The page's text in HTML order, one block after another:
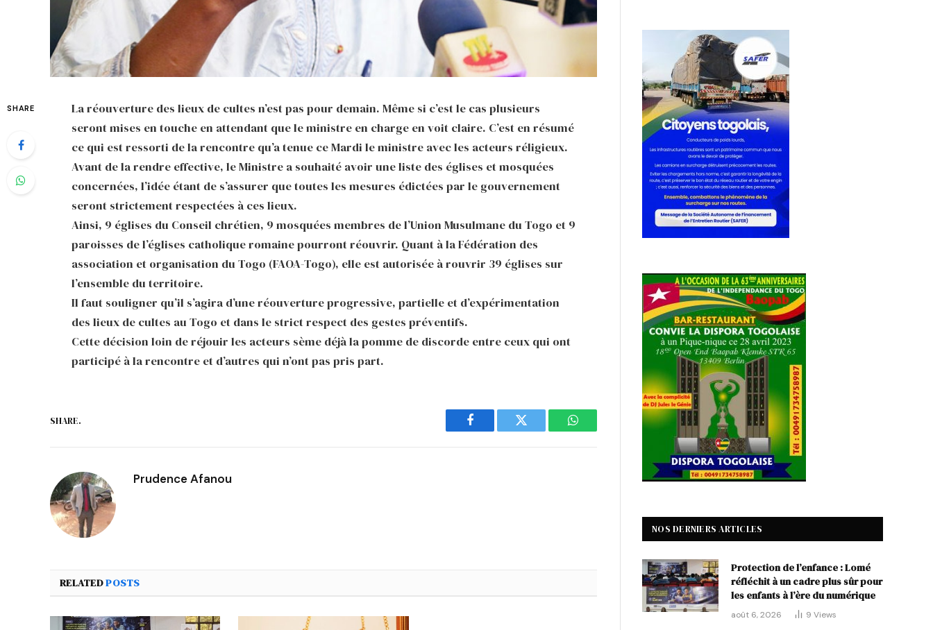
SHARE
La réouverture des lieux de cultes n’est pas pour demain. Même si c’est le cas plusieurs
seront mises en touche en attendant que le ministre en charge en voit claire. C’est en résumé
ce qui est ressorti de la rencontre qu’a tenue ce Mardi le ministre avec les acteurs réligieux.
Avant de la rendre effective, le Ministre a souhaité avoir une liste des églises et mosquées
concernées, l’idée étant de s’assurer que toutes les mesures édictées par le gouvernement
seront strictement respectées à ces lieux.
Ainsi, 9 églises du Conseil chrétien, 9 mosquées membres de l’Union Musulmane du Togo et 9
paroisses de l’églises catholique romaine pourront réouvrir. Quant à la Fédération des
association et organisation du Togo (FAOA-Togo), elle est autorisée à rouvrir 39 églises sur
l’ensemble du territoire.
Il faut souligner qu’il s’agira d’une réouverture progressive, partielle et d’expérimentation
des lieux de cultes au Togo et dans le strict respect des gestes préventifs.
Cette décision loin de réjouir les acteurs sème déjà la pomme de discorde entre ceux qui ont
participé à la rencontre et d’autres qui n’ont pas pris part.
SHARE.
Facebook Twitter WhatsApp
Prudence Afanou
RELATEDPOSTS
NOS DERNIERS ARTICLES
Protection de l’enfance : Lomé
réfléchit à un cadre plus sûr pour
les enfants à l’ère du numérique
août 6, 2026 9 Views